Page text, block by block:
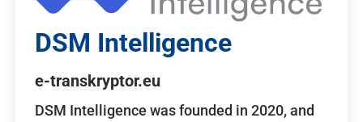
DSM Intelligence
e-transkryptor.eu
DSM Intelligence was founded in 2020, and